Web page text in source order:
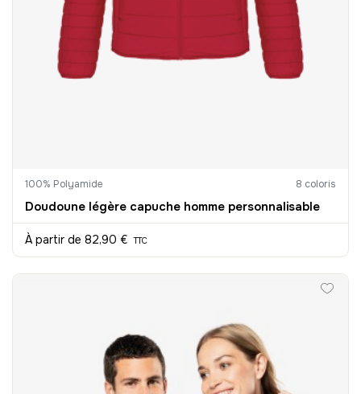
100% Polyamide 8 coloris
Doudoune légère capuche homme personnalisable
À partir de 82,90 € TTC